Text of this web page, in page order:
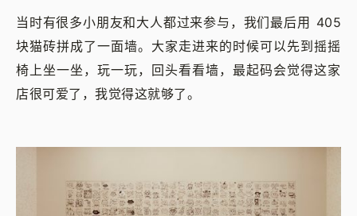
当时有很多小朋友和大人都过来参与，我们最后用 405
块猫砖拼成了一面墙。大家走进来的时候可以先到摇摇
椅上坐一坐，玩一玩，回头看看墙，最起码会觉得这家
店很可爱了，我觉得这就够了。